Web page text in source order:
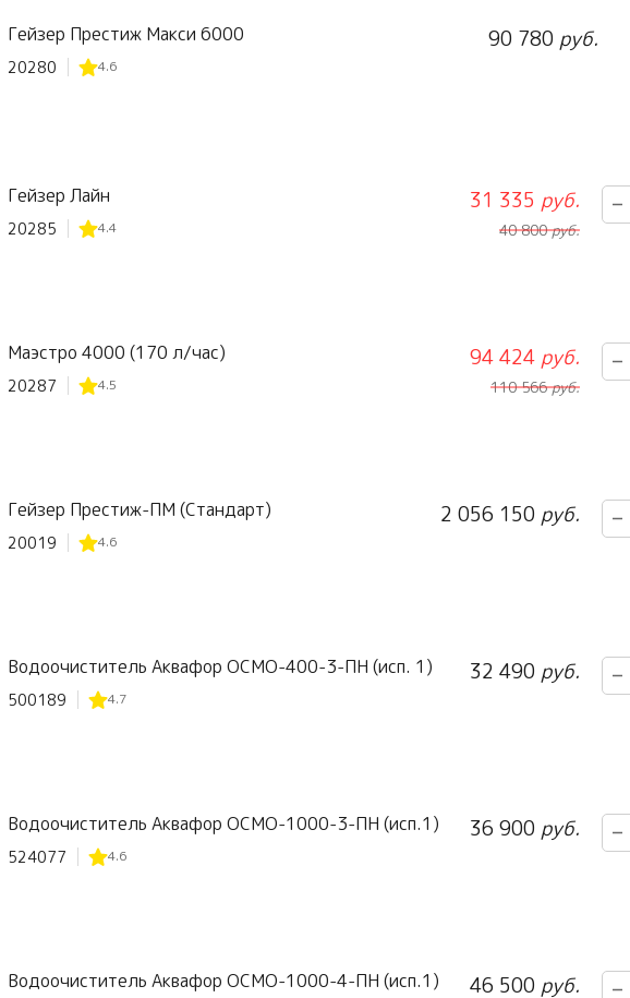
Гейзер Престиж Макси 6000
20280 4.6
90 780 руб.
Гейзер Лайн
20285 4.4
31 335 руб.
40 800 руб.
Маэстро 4000 (170 л/час)
20287 4.5
94 424 руб.
110 566 руб.
Гейзер Престиж-ПМ (Стандарт)
20019 4.6
2 056 150 руб.
Водоочиститель Аквафор ОСМО-400-3-ПН (исп. 1)
500189 4.7
32 490 руб.
Водоочиститель Аквафор ОСМО-1000-3-ПН (исп.1)
524077 4.6
36 900 руб.
Водоочиститель Аквафор ОСМО-1000-4-ПН (исп.1) 46 500 руб.